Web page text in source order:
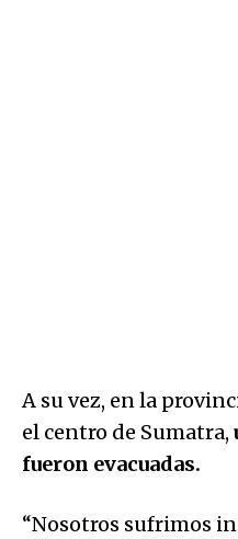
A su vez, en la
el centro de Sumatra,
fueron evacuadas.
“Nosotros sufrimos